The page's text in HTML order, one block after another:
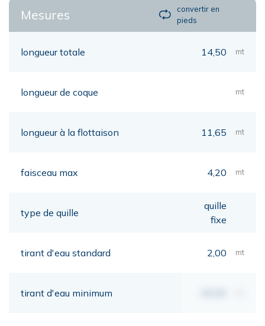
Mesures
convertir en
pieds
longueur totale 14,50 mt
longueur de coque mt
longueur à la flottaison 11,65 mt
faisceau max 4,20 mt
type de quille
quille
fixe
tirant d'eau standard 2,00 mt
tirant d'eau minimum